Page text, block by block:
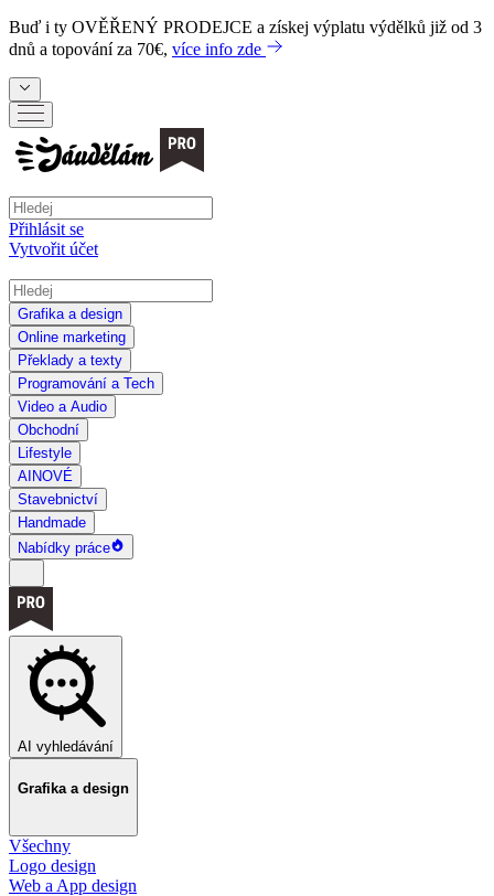
Buď i ty OVĚŘENÝ PRODEJCE a získej výplatu výdělků již od 3
dnů a topování za 70€, více info zde
Přihlásit se
Vytvořit účet
Grafika a design
Online marketing
Překlady a texty
Programování a Tech
Video a Audio
Obchodní
Lifestyle
AI NOVÉ
Stavebnictví
Handmade
Nabídky práce
AI vyhledávání
Grafika a design
Všechny
Logo design
Web a App design